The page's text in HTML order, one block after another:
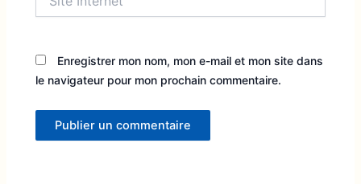
Internet
Enregistrer mon nom, mon e-mail et mon site dans
le navigateur pour mon prochain commentaire.